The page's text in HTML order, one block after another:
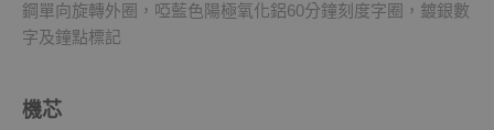
鋼單向旋轉外圈，啞藍色陽極氧化鋁60分鐘刻度字圈，鍍銀數
字及鐘點標記
機芯